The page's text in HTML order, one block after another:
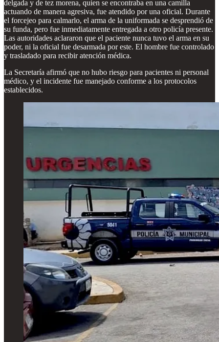
delgada y de tez morena, quien se encontraba en una camilla
actuando de manera agresiva, fue atendido por una oficial. Durante
el forcejeo para calmarlo, el arma de la uniformada se desprendió de
su funda, pero fue inmediatamente entregada a otro policía presente.
Las autoridades aclararon que el paciente nunca tuvo el arma en su
poder, ni la oficial fue desarmada por este. El hombre fue controlado
y trasladado para recibir atención médica.
La Secretaría afirmó que no hubo riesgo para pacientes ni personal
médico, y el incidente fue manejado conforme a los protocolos
establecidos.